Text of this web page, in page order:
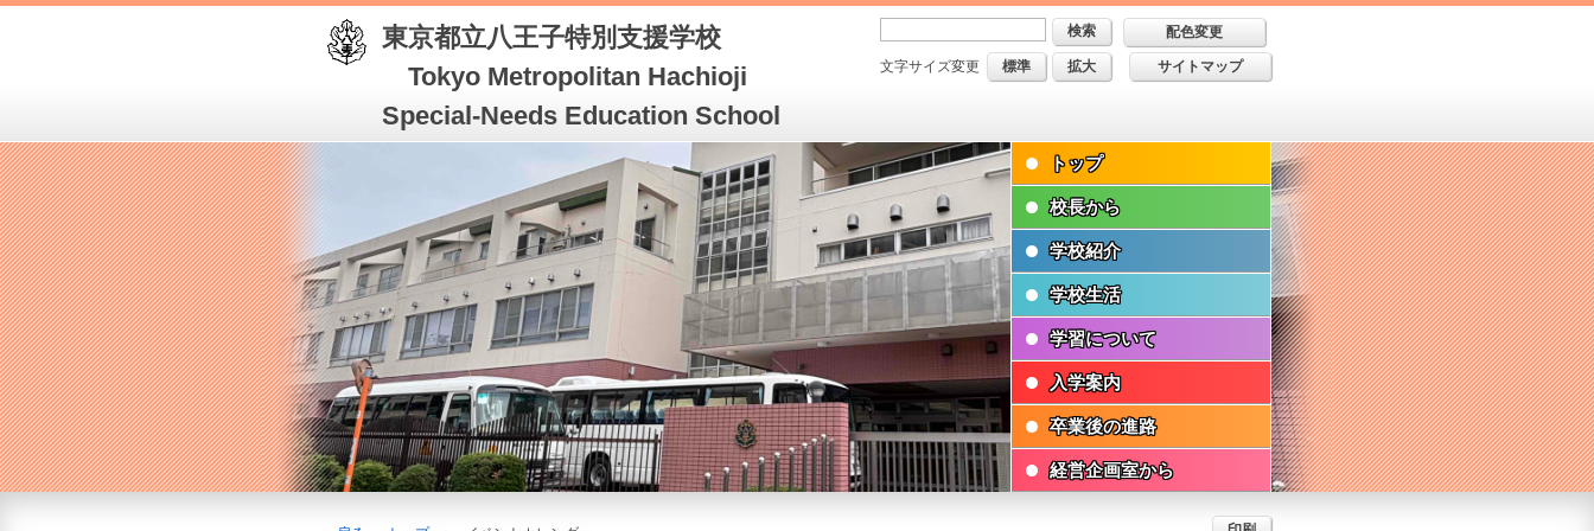
東京都立八王子特別支援学校
Tokyo Metropolitan Hachioji
Special-Needs Education School
配色変更
文字サイズ変更 標準 拡大 サイトマップ
トップ
校長から
学校紹介
学校生活
学習について
入学案内
卒業後の進路
経営企画室から